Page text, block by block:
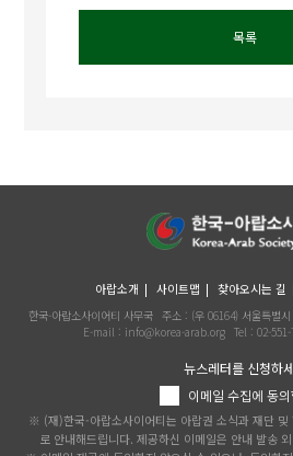
목록
아랍소개 사이트맵 찾아오시는 길
한국-아랍소사이어티 사무국 주소 : (우 06164) 서울특별
E-mail : info@korea-arab.org Tel : 02-
뉴스레터를 신청하
이메일 수집에 동
※ (재)한국-아랍소사이어티는 아랍권 소식과 재단 및
로 안내해드립니다. 제공하신 이메일은 안내 발송